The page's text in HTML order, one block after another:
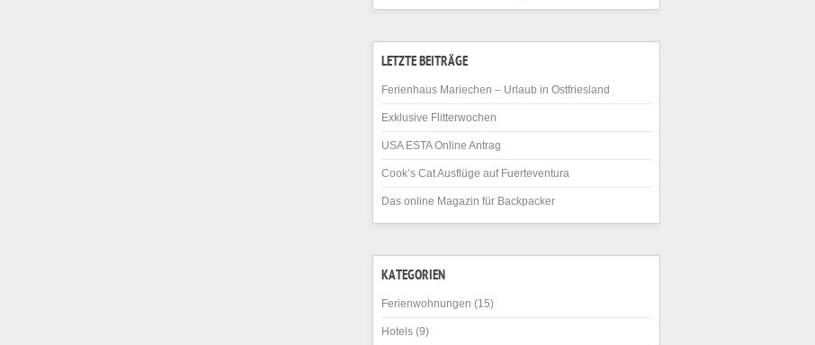
LETZTE BEITRÄGE
Ferienhaus Mariechen – Urlaub in Ostfriesland
Exklusive Flitterwochen
USA ESTA Online Antrag
Cook’s Cat Ausflüge auf Fuerteventura
Das online Magazin für Backpacker
KATEGORIEN
Ferienwohnungen (15)
Hotels (9)